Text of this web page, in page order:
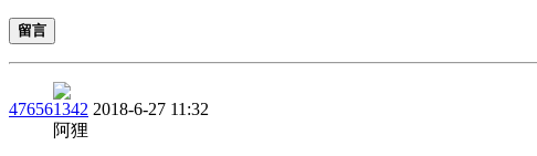
留言
476561342 2018-6-27 11:32
阿狸